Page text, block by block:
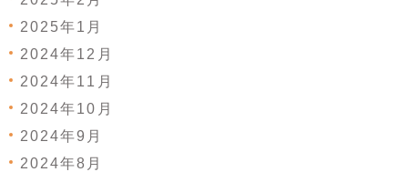
2025年1月
2024年12月
2024年11月
2024年10月
2024年9月
2024年8月